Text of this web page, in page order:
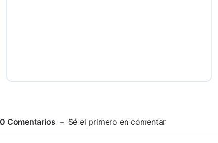
0 Comentarios Sé el primero en comentar